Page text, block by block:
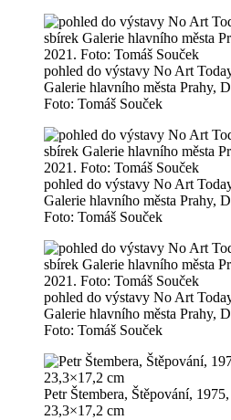
pohled do výstavy No Art
Galerie hlavního města Prahy,
Foto: Tomáš Souček
pohled do výstavy No Art
Galerie hlavního města Prahy,
Foto: Tomáš Souček
pohled do výstavy No Art
Galerie hlavního města Prahy,
Foto: Tomáš Souček
Petr Štembera, Štěpování,
23,3×17,2 cm